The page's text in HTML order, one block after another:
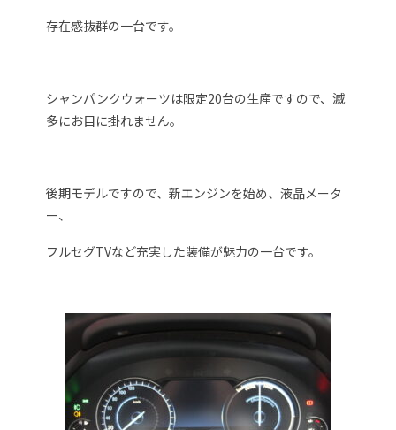
存在感抜群の一台です。
シャンパンクウォーツは限定20台の生産ですので、滅
多にお目に掛れません。
後期モデルですので、新エンジンを始め、液晶メータ
ー、
フルセグTVなど充実した装備が魅力の一台です。